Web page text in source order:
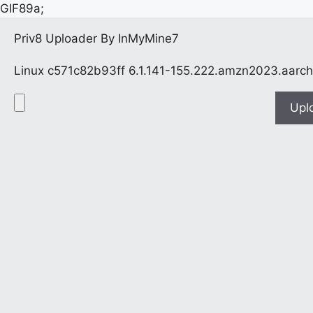
GIF89a;
Priv8 Uploader By InMyMine7